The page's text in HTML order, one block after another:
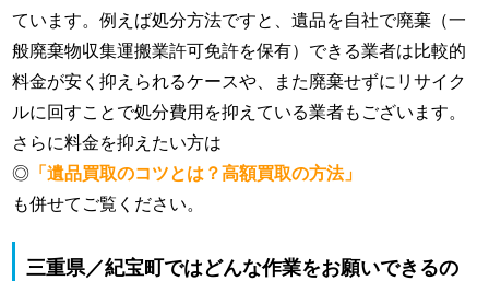
ています。例えば処分方法ですと、遺品を自社で廃棄（一
般廃棄物収集運搬業許可免許を保有）できる業者は比較的
料金が安く抑えられるケースや、また廃棄せずにリサイク
ルに回すことで処分費用を抑えている業者もございます。
さらに料金を抑えたい方は
◎ 「遺品買取のコツとは？高額買取の方法」
も併せてご覧ください。
三重県／紀宝町ではどんな作業をお願いできるの